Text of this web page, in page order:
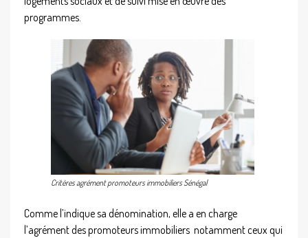
programmes.
Critères agrément promoteurs immobiliers Sénégal
Comme l’indique sa dénomination, elle a en charge
l’agrément des promoteurs immobiliers notamment ceux qui